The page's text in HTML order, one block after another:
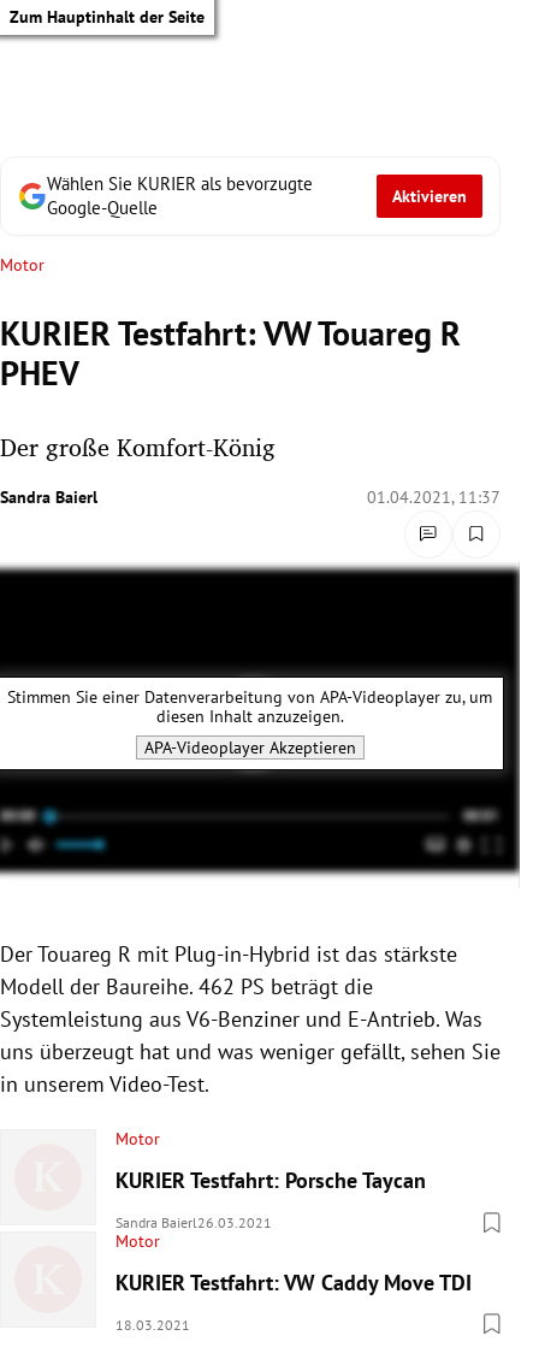
Zum Hauptinhalt der Seite
Untermenü
Untermenü
Untermenü
Untermenü
Untermenü
Untermenü
Wählen Sie KURIER als bevorzugte
Google-Quelle
Aktivieren
Motor
KURIER Testfahrt: VW Touareg R
PHEV
Der große Komfort-König
Sandra Baierl 01.04.2021, 11:37
Stimmen Sie einer Datenverarbeitung vonAPA-Videoplayer zu, um
diesen Inhalt anzuzeigen.
APA-VideoplayerAkzeptieren
Der Touareg R mit Plug-in-Hybrid ist das stärkste
Modell der Baureihe. 462 PS beträgt die
Systemleistung aus V6-Benziner und E-Antrieb. Was
uns überzeugt hat und was weniger gefällt, sehen Sie
in unserem Video-Test.
Motor
KURIER Testfahrt: Porsche Taycan
Sandra Baierl26.03.2021
Motor
KURIER Testfahrt: VW Caddy Move TDI
18.03.2021